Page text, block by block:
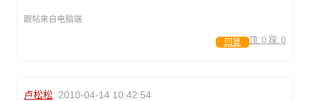
跟帖来自电脑端
顶: 0 踩: 0
回复
卢松松 2010-04-14 10:42:54